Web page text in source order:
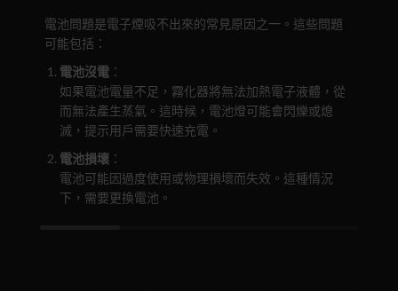
電池問題是電子煙吸不出來的常見原因之一。這些問題
可能包括：
電池沒電 ：
如果電池電量不足，霧化器將無法加熱電子液體，從
而無法產生蒸氣。這時候，電池燈可能會閃爍或熄
滅，提示用戶需要快速充電。
電池損壞 ：
電池可能因過度使用或物理損壞而失效。這種情況
下，需要更換電池。